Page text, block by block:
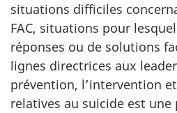
situations difficiles
FAC, situations pour
réponses ou de solutions
lignes directrices aux
prévention, l’intervention
relatives au suicide est une